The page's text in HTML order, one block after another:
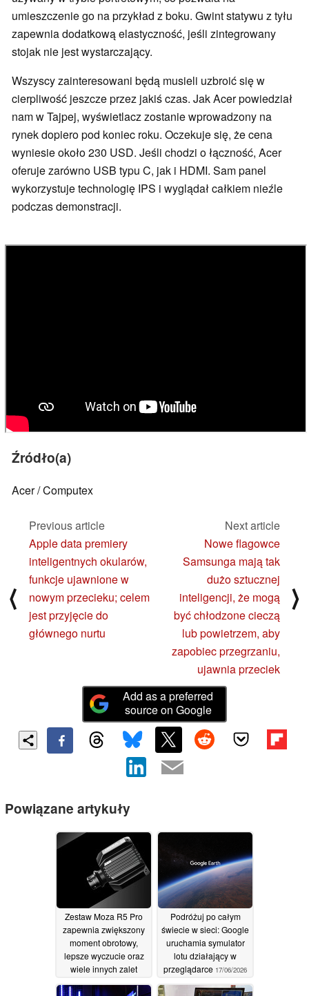
umieszczenie go na przykład z boku. Gwint statywu z tyłu
zapewnia dodatkową elastyczność, jeśli zintegrowany
stojak nie jest wystarczający.
Wszyscy zainteresowani będą musieli uzbroić się w
cierpliwość jeszcze przez jakiś czas. Jak Acer powiedział
nam w Tajpej, wyświetlacz zostanie wprowadzony na
rynek dopiero pod koniec roku. Oczekuje się, że cena
wyniesie około 230 USD. Jeśli chodzi o łączność, Acer
oferuje zarówno USB typu C, jak i HDMI. Sam panel
wykorzystuje technologię IPS i wyglądał całkiem nieźle
podczas demonstracji.
Źródło(a)
Acer / Computex
⟨
Previous article
Apple data premiery
inteligentnych okularów,
funkcje ujawnione w
nowym przecieku; celem
jest przyjęcie do
głównego nurtu
Next article
Nowe flagowce
Samsunga mają tak
dużo sztucznej
inteligencji, że mogą
być chłodzone cieczą
lub powietrzem, aby
zapobiec przegrzaniu,
ujawnia przeciek
⟩
Add as a preferred
source on Google
Powiązane artykuły
Zestaw Moza R5 Pro
zapewnia zwiększony
moment obrotowy,
lepsze wyczucie oraz
wiele innych zalet
28/07/2026
Podróżuj po całym
świecie w sieci: Google
uruchamia symulator
lotu działający w
przeglądarce 17/06/2026